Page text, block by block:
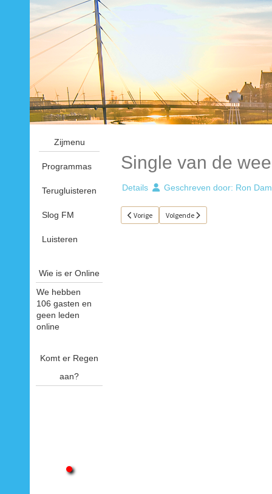
Zijmenu
Programmas
Terugluisteren
Slog FM
Luisteren
Wie is er Online
We hebben
106 gasten en
geen leden
online
Komt er Regen
aan?
Single van de
Details Geschreven door: Ron Dam
Vorig artikel: Single van de week 33
Vorige Volgende artikel: Single van de
Volgende